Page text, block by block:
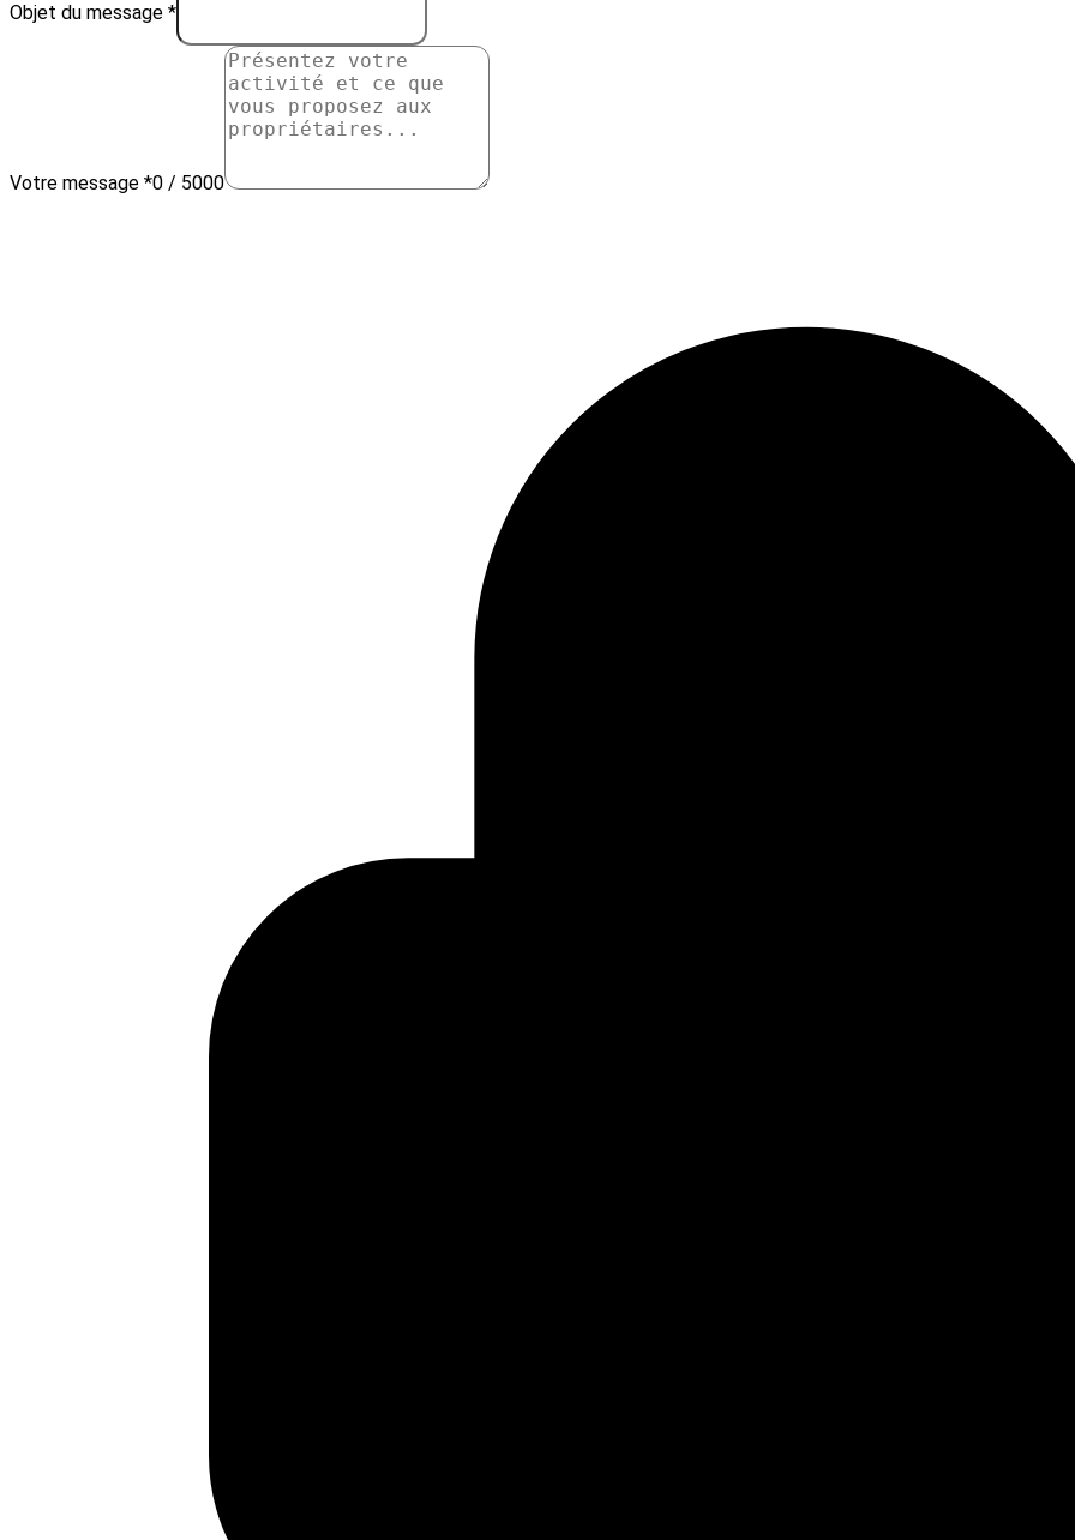
Objet du message *
Votre message *0 / 5000